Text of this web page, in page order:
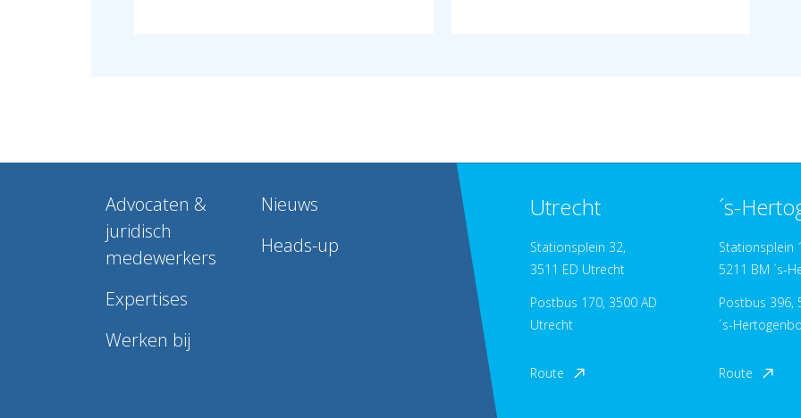
Advocaten &
juridisch
medewerkers
Expertises
Werken bij
Nieuws
Heads-up
Utrecht
Stationsplein 32,
3511 ED Utrecht
Postbus 170, 3500 AD
Utrecht
Route
´s-
Stationsplein
5211 BM ´s-
Postbus 396,
´s-
Route